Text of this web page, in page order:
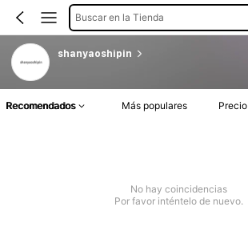
Buscar en la Tienda
shanyaoshipin
Recomendados Más populares Precio
No hay coincidencias
Por favor inténtelo de nuevo.